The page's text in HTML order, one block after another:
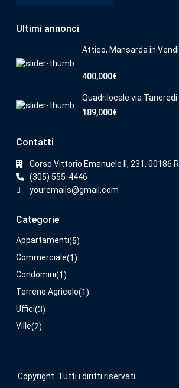
Ultimi annonci
Attico, Mansarda in
400,000€
Quadrilocale via Tancredi
189,000€
Contatti
Corso Vittorio Emanuele II, 231, 00186
(305) 555-4446
youremails@gmail.com
Categorie
Appartamenti(5)
Commerciale(1)
Condomini(1)
Terreno Agricolo(1)
Uffici(3)
Ville(2)
Copyright. Tutti i diritti riservati